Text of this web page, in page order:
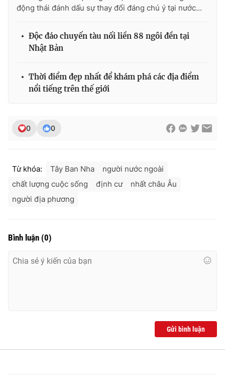
Ðiện thoại Thời báo VTV:024.66 897 897
Liên hệ quảng cáo:024-7300.7108
® Cấm sao chép dưới mọi hình thức nếu không có sự chấp
thuận bằng văn bản. Ghi rõ nguồn VTV.vn khi phát hành lại
thông tin từ website này.
động thái đánh dấu sự thay đổi đáng chú ý tại nước...
Độc đáo chuyến tàu nối liền 88 ngôi đền tại
Nhật Bản
Thời điểm đẹp nhất để khám phá các địa điểm
nổi tiếng trên thế giới
0 0
Từ khóa: Tây Ban Nha
người nước ngoài
chất lượng cuộc sống
định cư
nhất châu Âu
người địa phương
Bình luận (0)
Gửi bình luận